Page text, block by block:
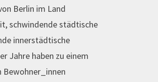
Berlin im Land
schwindende städtische
innerstädtische
Jahre haben zu einem